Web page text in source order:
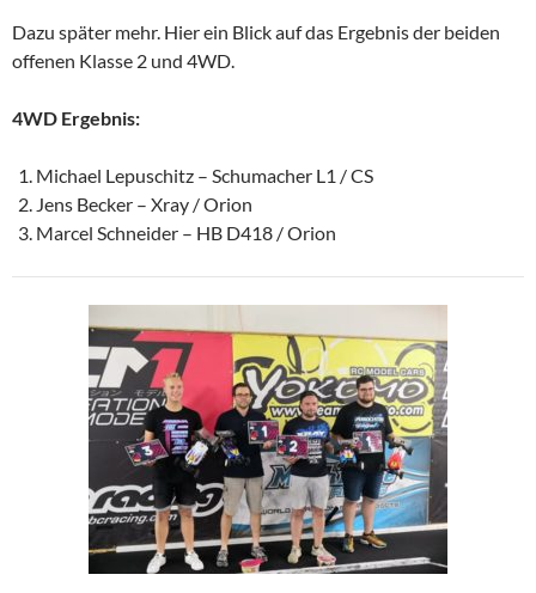
Dazu später mehr. Hier ein Blick auf das Ergebnis der beiden
offenen Klasse 2 und 4WD.
4WD Ergebnis:
Michael Lepuschitz – Schumacher L1 / CS
Jens Becker – Xray / Orion
Marcel Schneider – HB D418 / Orion